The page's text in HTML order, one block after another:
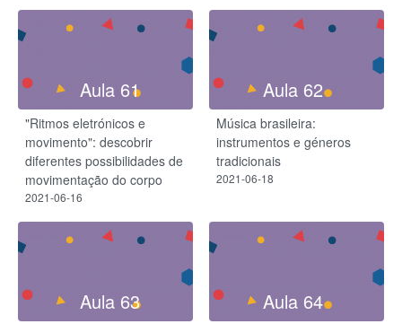
Aula 61
"Ritmos eletrónicos e
movimento": descobrir
diferentes possibilidades de
movimentação do corpo
2021-06-16
Aula 62
Música brasileira:
instrumentos e géneros
tradicionais
2021-06-18
Aula 63 Aula 64